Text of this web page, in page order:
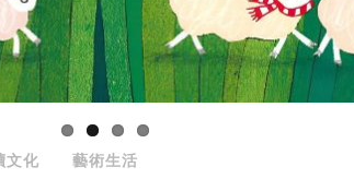
文化 藝術生活